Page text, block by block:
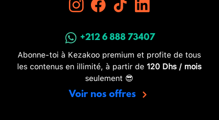
+212 6 888 73407
Abonne-toi à Kezakoo premium et profite de tous
les contenus en illimité, à partir de 120 Dhs / mois
seulement 😎
Voir nos offres